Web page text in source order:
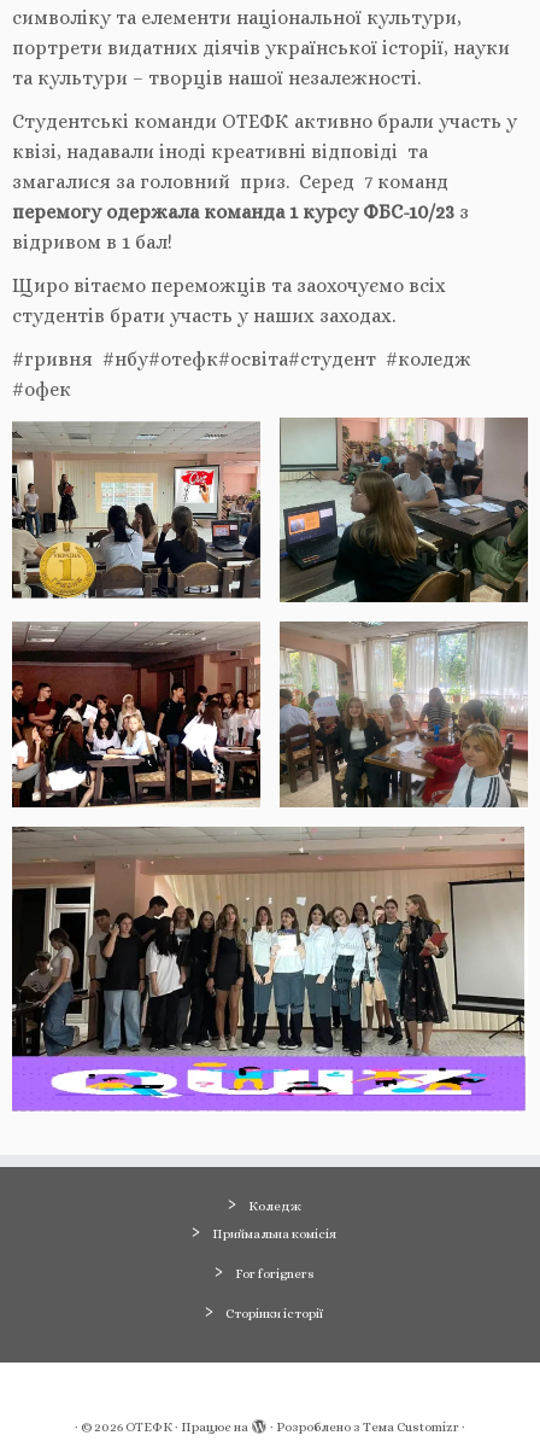
символіку та елементи національної культури,
портрети видатних діячів української історії, науки
та культури – творців нашої незалежності.
Студентські команди ОТЕФК активно брали участь у
квізі, надавали іноді креативні відповіді та
змагалися за головний приз. Серед 7 команд
перемогу одержала команда 1 курсу ФБС-10/23 з
відривом в 1 бал!
Щиро вітаємо переможців та заохочуємо всіх
студентів брати участь у наших заходах.
#гривня #нбу#отефк#освіта#студент #коледж
#офек
Коледж
Приймальна комісія
For forigners
Сторінки історії
· © 2026 ОТЕФК· Працює на · Розроблено з Тема Customizr·